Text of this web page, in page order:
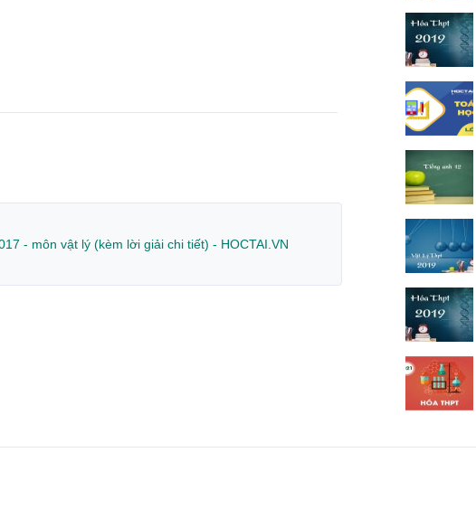
- môn vật lý (kèm lời giải chi tiết) - HOCTAI.VN